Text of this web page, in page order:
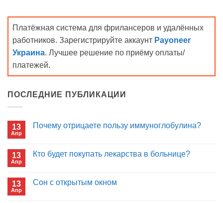
Платёжная система для фрилансеров и удалённых
работников. Зарегистрируйте аккаунт Payoneer
Украина. Лучшее решение по приёму оплаты/
платежей.
ПОСЛЕДНИЕ ПУБЛИКАЦИИ
13
Апр
Почему отрицаете пользу иммуноглобулина?
Почему
13
Апр
Кто будет покупать лекарства в больнице?
Кто
13
Апр
Сон с открытым окном